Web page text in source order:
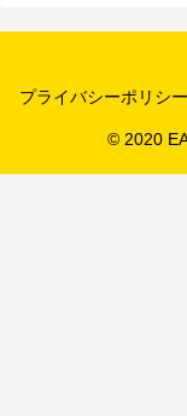
プライバシーポリシー
© 2020